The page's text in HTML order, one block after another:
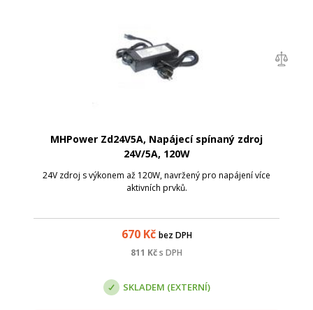
MHPower Zd24V5A, Napájecí spínaný zdroj
24V/5A, 120W
24V zdroj s výkonem až 120W, navržený pro napájení více
aktivních prvků.
670Kč bez DPH
811 Kčs DPH
SKLADEM (EXTERNÍ)